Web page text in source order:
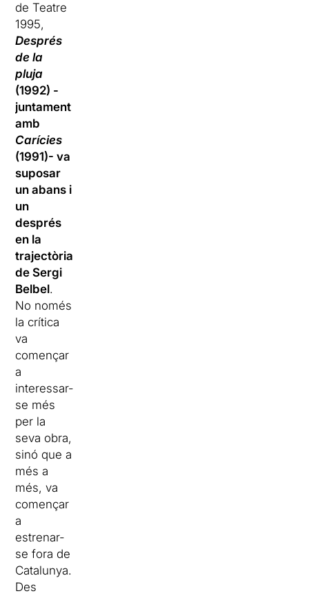
de Teatre
1995,
Després
de la
pluja
(1992) -
juntament
amb
Carícies
(1991)- va
suposar
un abans i
un
després
en la
trajectòria
de Sergi
Belbel.
No només
la crítica
va
començar
a
interessar-
se més
per la
seva obra,
sinó que a
més a
més, va
començar
a
estrenar-
se fora de
Catalunya.
Des